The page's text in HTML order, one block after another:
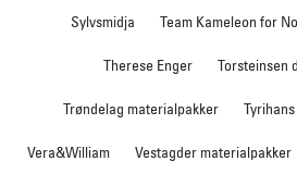
Sylvsmidja Team Kameleon for
Therese Enger Torsteinsen
Trøndelag materialpakker Tyrihans
Vera&William Vestagder materialpakker